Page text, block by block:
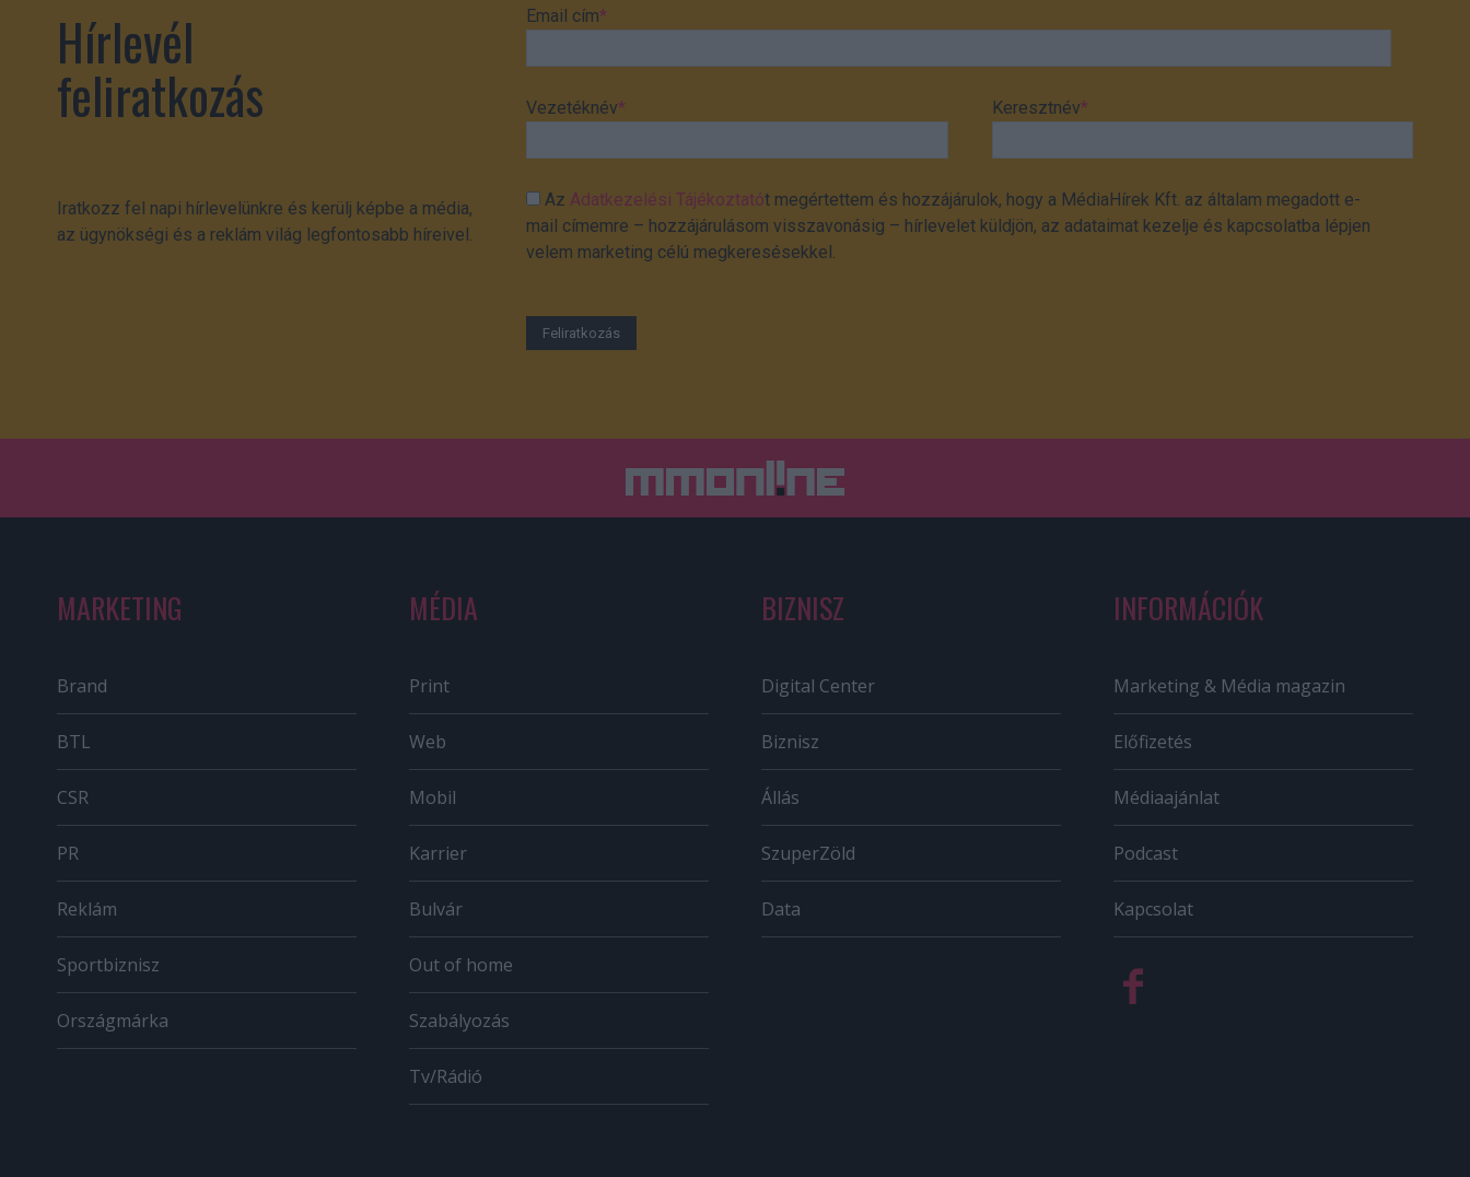
Hírlevél
feliratkozás
Iratkozz fel napi hírlevelünkre és kerülj képbe a média,
az ügynökségi és a reklám világ legfontosabb híreivel.
Email cím*
Vezetéknév* Keresztnév*
AzAdatkezelési Tájékoztatót megértettem és hozzájárulok, hogy a MédiaHírek Kft. az általam megadott e-
mail címemre – hozzájárulásom visszavonásig – hírlevelet küldjön, az adataimat kezelje és kapcsolatba lépjen
velem marketing célú megkeresésekkel.
MARKETING
Brand
BTL
CSR
PR
Reklám
Sportbiznisz
Országmárka
MÉDIA
Print
Web
Mobil
Karrier
Bulvár
Out of home
Szabályozás
Tv/Rádió
BIZNISZ
Digital Center
Biznisz
Állás
SzuperZöld
Data
INFORMÁCIÓK
Marketing & Média magazin
Előfizetés
Médiaajánlat
Podcast
Kapcsolat